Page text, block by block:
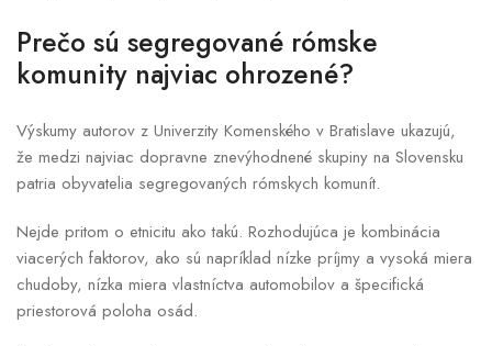
Prečo sú segregované rómske
komunity najviac ohrozené?
Výskumy autorov z Univerzity Komenského v Bratislave ukazujú,
že medzi najviac dopravne znevýhodnené skupiny na Slovensku
patria obyvatelia segregovaných rómskych komunít.
Nejde pritom o etnicitu ako takú. Rozhodujúca je kombinácia
viacerých faktorov, ako sú napríklad nízke príjmy a vysoká miera
chudoby, nízka miera vlastníctva automobilov a špecifická
priestorová poloha osád.